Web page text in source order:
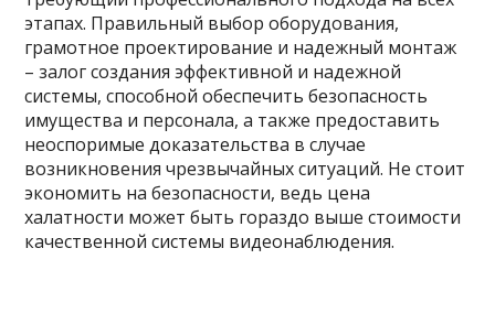
этапах. Правильный выбор оборудования,
грамотное проектирование и надежный монтаж
– залог создания эффективной и надежной
системы, способной обеспечить безопасность
имущества и персонала, а также предоставить
неоспоримые доказательства в случае
возникновения чрезвычайных ситуаций. Не стоит
экономить на безопасности, ведь цена
халатности может быть гораздо выше стоимости
качественной системы видеонаблюдения.